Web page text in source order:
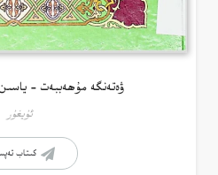
ۋەتەنگە مۇھەببەت –
ئۇيغۇر
كىتاب